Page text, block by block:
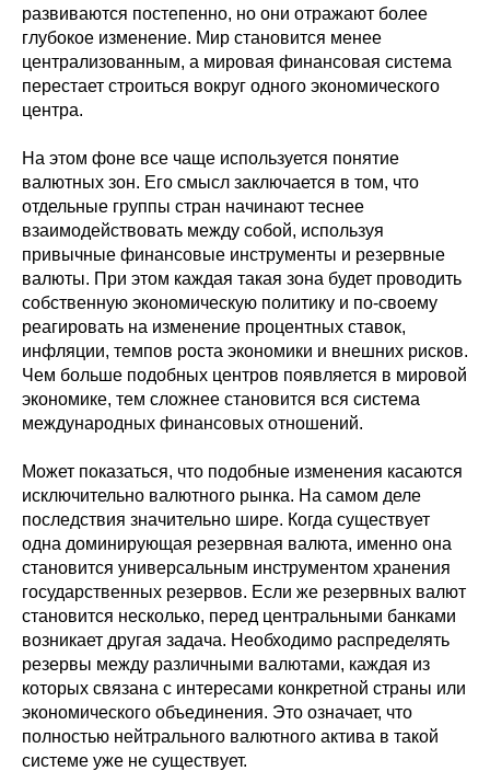
развиваются постепенно, но они отражают более
глубокое изменение. Мир становится менее
централизованным, а мировая финансовая система
перестает строиться вокруг одного экономического
центра.
На этом фоне все чаще используется понятие
валютных зон. Его смысл заключается в том, что
отдельные группы стран начинают теснее
взаимодействовать между собой, используя
привычные финансовые инструменты и резервные
валюты. При этом каждая такая зона будет проводить
собственную экономическую политику и по-своему
реагировать на изменение процентных ставок,
инфляции, темпов роста экономики и внешних рисков.
Чем больше подобных центров появляется в мировой
экономике, тем сложнее становится вся система
международных финансовых отношений.
Может показаться, что подобные изменения касаются
исключительно валютного рынка. На самом деле
последствия значительно шире. Когда существует
одна доминирующая резервная валюта, именно она
становится универсальным инструментом хранения
государственных резервов. Если же резервных валют
становится несколько, перед центральными банками
возникает другая задача. Необходимо распределять
резервы между различными валютами, каждая из
которых связана с интересами конкретной страны или
экономического объединения. Это означает, что
полностью нейтрального валютного актива в такой
системе уже не существует.